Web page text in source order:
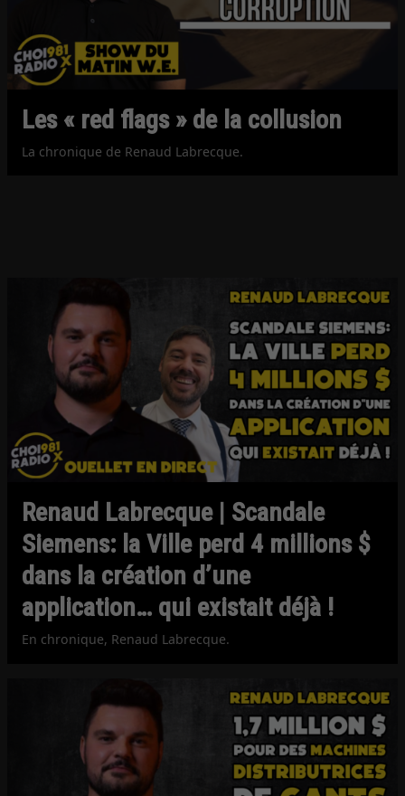
Les « red flags » de la collusion
La chronique de Renaud Labrecque.
Renaud Labrecque | Scandale
Siemens: la Ville perd 4 millions $
dans la création d’une
application… qui existait déjà !
En chronique, Renaud Labrecque.